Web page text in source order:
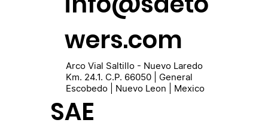
wers.com
Arco Vial Saltillo - Nuevo Laredo
Km. 24.1. C.P. 66050 | General
Escobedo | Nuevo Leon | Mexico
SAE